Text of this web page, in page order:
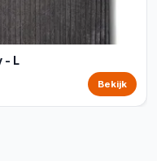
- L
Bekijk